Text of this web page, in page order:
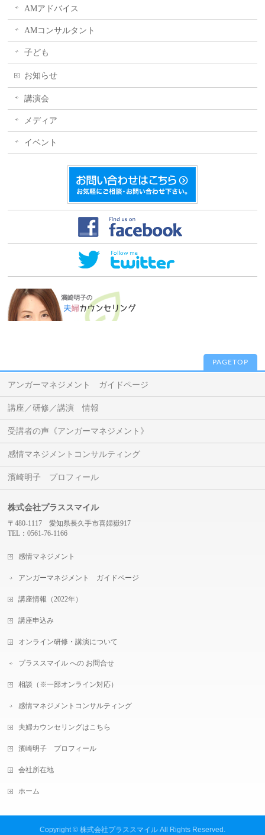
AMアドバイス
AMコンサルタント
子ども
お知らせ
講演会
メディア
イベント
PAGETOP
アンガーマネジメント ガイドページ
講座／研修／講演 情報
受講者の声《アンガーマネジメント》
感情マネジメントコンサルティング
濱崎明子 プロフィール
株式会社プラススマイル
〒480-1117 愛知県長久手市喜婦嶽917
TEL：0561-76-1166
感情マネジメント
アンガーマネジメント ガイドページ
講座情報（2022年）
講座申込み
オンライン研修・講演について
プラススマイル への お問合せ
相談（※一部オンライン対応）
感情マネジメントコンサルティング
夫婦カウンセリングはこちら
濱崎明子 プロフィール
会社所在地
ホーム
Copyright © 株式会社プラススマイルAll Rights Reserved.